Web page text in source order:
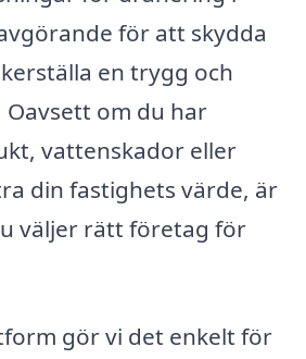
för att skydda
en trygg och
Oavsett om du har
vattenskador eller
din fastighets värde, är
väljer rätt företag för
gör vi det enkelt för